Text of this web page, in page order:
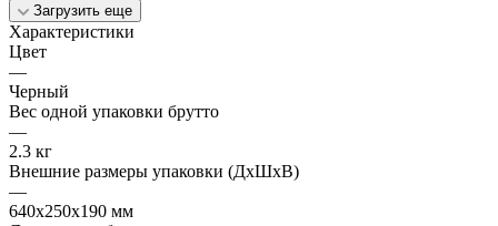
Загрузить еще
Характеристики
Цвет
—
Черный
Вес одной упаковки брутто
—
2.3 кг
Внешние размеры упаковки (ДхШхВ)
—
640х250х190 мм